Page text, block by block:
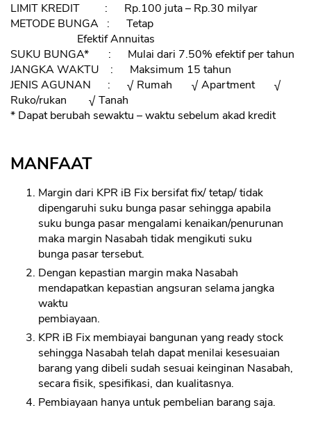
LIMIT KREDIT : Rp.100 juta – Rp.30 milyar
METODE BUNGA : Tetap
Efektif Annuitas
SUKU BUNGA* : Mulai dari 7.50% efektif per tahun
JANGKA WAKTU : Maksimum 15 tahun
JENIS AGUNAN : √ Rumah √ Apartment √
Ruko/rukan √ Tanah
* Dapat berubah sewaktu – waktu sebelum akad kredit
MANFAAT
Margin dari KPR iB Fix bersifat fix/ tetap/ tidak
dipengaruhi suku bunga pasar sehingga apabila
suku bunga pasar mengalami kenaikan/penurunan
maka margin Nasabah tidak mengikuti suku
bunga pasar tersebut.
Dengan kepastian margin maka Nasabah
mendapatkan kepastian angsuran selama jangka
waktu
pembiayaan.
KPR iB Fix membiayai bangunan yang ready stock
sehingga Nasabah telah dapat menilai kesesuaian
barang yang dibeli sudah sesuai keinginan Nasabah,
secara fisik, spesifikasi, dan kualitasnya.
Pembiayaan hanya untuk pembelian barang saja.